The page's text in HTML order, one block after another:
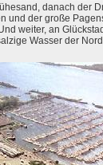
danach der
und der große
weiter, an
Wasser der